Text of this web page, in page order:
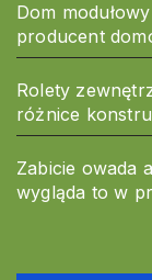
Dom
producent
Rolety
różnice
Zabicie owada
wygląda to w